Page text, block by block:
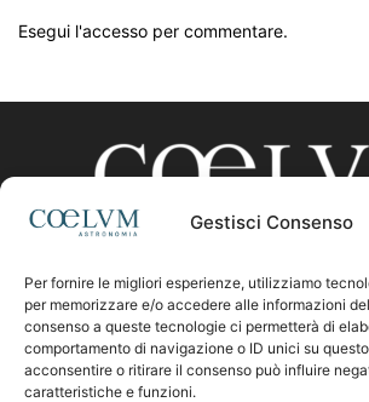
Gestisci Consenso
Per fornire le migliori esperienze, utilizziamo
per memorizzare e/o accedere alle informazioni
consenso a queste tecnologie ci permetterà di
comportamento di navigazione o ID unici su
acconsentire o ritirare il consenso può influire
caratteristiche e funzioni.
Esegui l'accesso per commentare.
CHI SIAMO
Contattaci: